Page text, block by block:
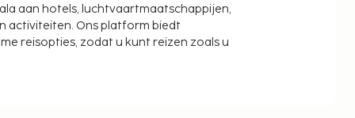
aan hotels, luchtvaartmaatschappijen,
activiteiten. Ons platform biedt
reisopties, zodat u kunt reizen zoals u